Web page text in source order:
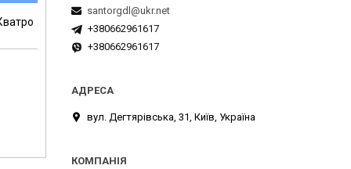
santorgdl@ukr.net
+380662961617
+380662961617
вул. Дегтярівська, 31, Київ, Україна